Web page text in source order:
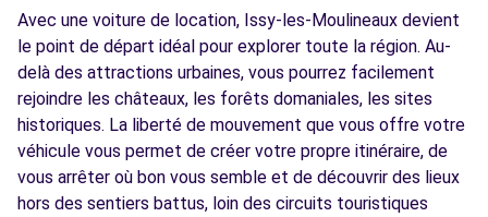
98 RUE BOUCICAUT
FONTENAY-AUX-ROSES, 92260
Voir l'agence
Free2Move Rent - GARAGE CITE LECOURBE
- PARIS (C)
4.6
km
Avec une voiture de location, Issy-les-Moulineaux devient
le point de départ idéal pour explorer toute la région. Au-
delà des attractions urbaines, vous pourrez facilement
rejoindre les châteaux, les forêts domaniales, les sites
historiques. La liberté de mouvement que vous offre votre
véhicule vous permet de créer votre propre itinéraire, de
vous arrêter où bon vous semble et de découvrir des lieux
hors des sentiers battus, loin des circuits touristiques